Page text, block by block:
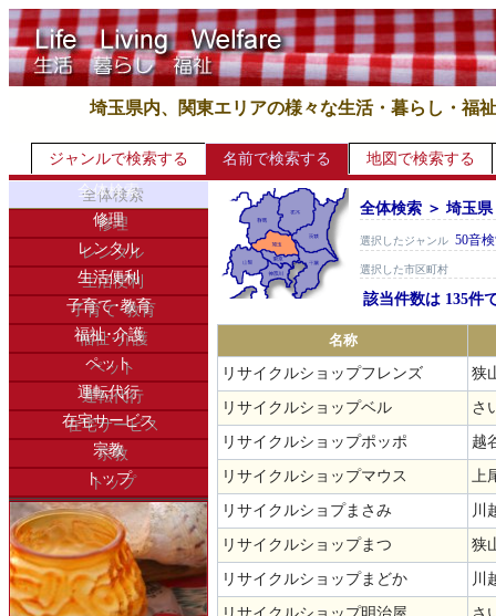
埼玉県内、関東エリアの様々な生活・暮らし・福
ジャンルで検索する 名前で検索する
地図で検索する
全体検索
修理
レンタル
生活便利
子育て･教育
福祉･介護
ペット
運転代行
在宅サービス
宗教
トップ
全体検索 ＞ 埼玉県
選択したジャンル 50音
選択した市区町村
該当件数は 135件
名称
リサイクルショップフレンズ
狭
リサイクルショップベル さ
リサイクルショップポッポ 越
リサイクルショップマウス 上
リサイクルショプまさみ 川
リサイクルショップまつ 狭
リサイクルショップまどか 川